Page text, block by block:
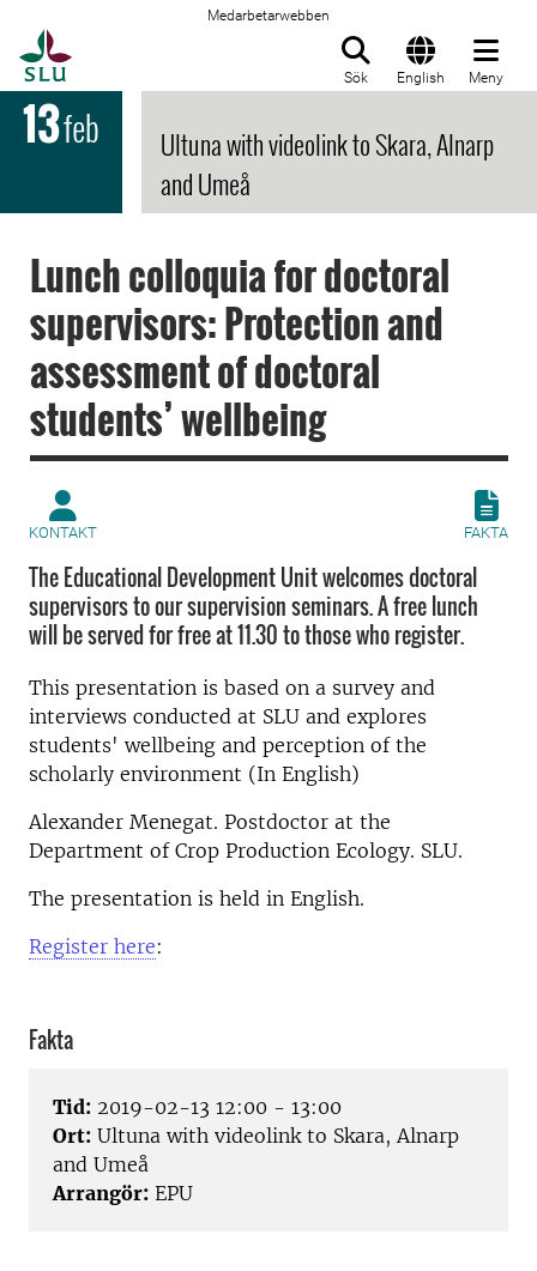
Medarbetarwebben
Sök English Meny
13feb
Ultuna with videolink to Skara, Alnarp
and Umeå
Lunch colloquia for doctoral
supervisors: Protection and
assessment of doctoral
students’ wellbeing
KONTAKT FAKTA
The Educational Development Unit welcomes doctoral
supervisors to our supervision seminars. A free lunch
will be served for free at 11.30 to those who register.
This presentation is based on a survey and
interviews conducted at SLU and explores
students' wellbeing and perception of the
scholarly environment (In English)
Alexander Menegat. Postdoctor at the
Department of Crop Production Ecology. SLU.
The presentation is held in English.
Register here:
Fakta
Tid: 2019-02-13 12:00 - 13:00
Ort: Ultuna with videolink to Skara, Alnarp
and Umeå
Arrangör: EPU